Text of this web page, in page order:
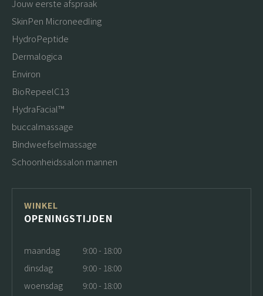
Jouw eerste afspraak
SkinPen Microneedling
HydroPeptide
Dermalogica
Environ
BioRepeelC13
HydraFacial™
buccalmassage
Bindweefselmassage
Schoonheidssalon mannen
WINKEL
OPENINGSTIJDEN
maandag
9:00 - 18:00
dinsdag
9:00 - 18:00
woensdag
9:00 - 18:00